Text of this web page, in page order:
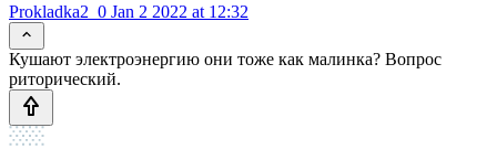
Prokladka2_0 Jan 2 2022 at 12:32
Кушают электроэнергию они тоже как малинка? Вопрос
риторический.